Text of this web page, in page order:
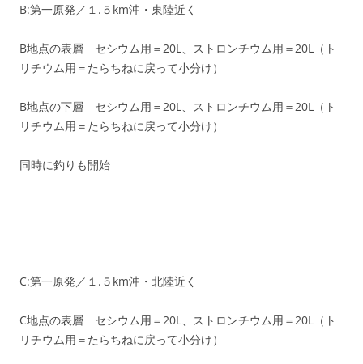
B:第一原発／１.５km沖・東陸近く
B地点の表層 セシウム用＝20L、ストロンチウム用＝20L（ト
リチウム用＝たらちねに戻って小分け）
B地点の下層 セシウム用＝20L、ストロンチウム用＝20L（ト
リチウム用＝たらちねに戻って小分け）
同時に釣りも開始
C:第一原発／１.５km沖・北陸近く
C地点の表層 セシウム用＝20L、ストロンチウム用＝20L（ト
リチウム用＝たらちねに戻って小分け）